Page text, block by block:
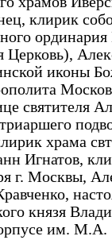
клирик
ординария
Церковь),
иконы
святителя
храма
Игнатов,
г. Москвы,
князя
им. М.А.